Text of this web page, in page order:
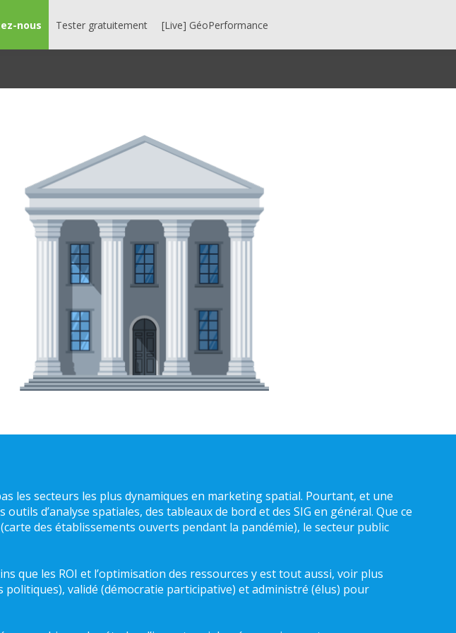
nous Tester gratuitement [Live] GéoPerformance
les secteurs les plus dynamiques en marketing spatial. Pourtant, et une
d’analyse spatiales, des tableaux de bord et des SIG en général. Que ce
des établissements ouverts pendant la pandémie), le secteur public
que les ROI et l’optimisation des ressources y est tout aussi, voir plus
validé (démocratie participative) et administré (élus) pour